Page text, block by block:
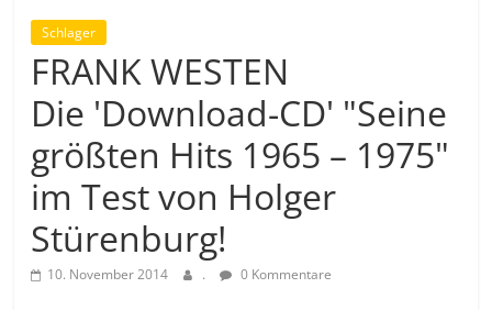
Schlager
FRANK WESTEN
Die 'Download-CD' "Seine
größten Hits 1965 – 1975"
im Test von Holger
Stürenburg!
10. November 2014 . 0 Kommentare